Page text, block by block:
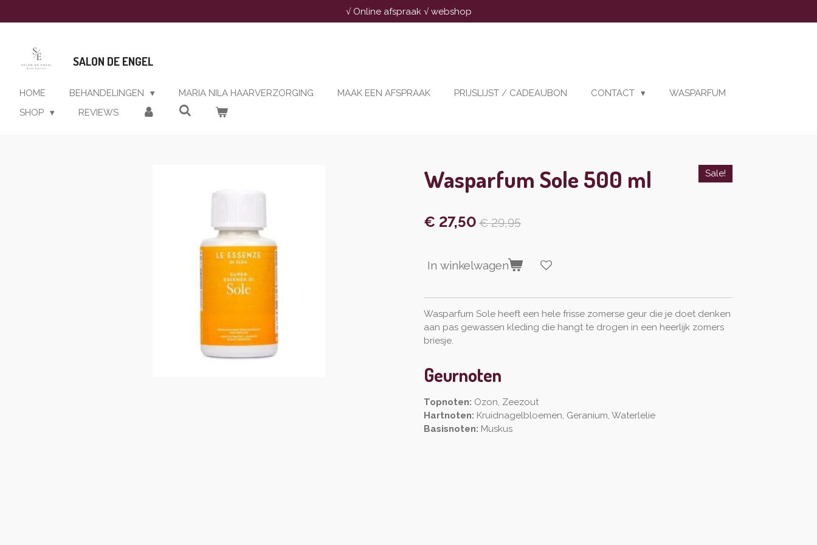
direct
hoofdinhoud
√ Online afspraak √ webshop
SALON DE ENGEL
HOME BEHANDELINGEN MARIA NILA HAARVERZORGING MAAK EEN AFSPRAAK PRIJSLIJST / CADEAUBON CONTACT
WASPARFUM
SHOP
REVIEWS
Wasparfum Sole 500 ml Sale!
€ 27,50 € 29,95
In winkelwagen
Wasparfum Sole heeft een hele frisse zomerse geur die je doet denken
aan pas gewassen kleding die hangt te drogen in een heerlijk zomers
briesje.
Geurnoten
Topnoten: Ozon, Zeezout
Hartnoten: Kruidnagelbloemen, Geranium, Waterlelie
Basisnoten: Muskus